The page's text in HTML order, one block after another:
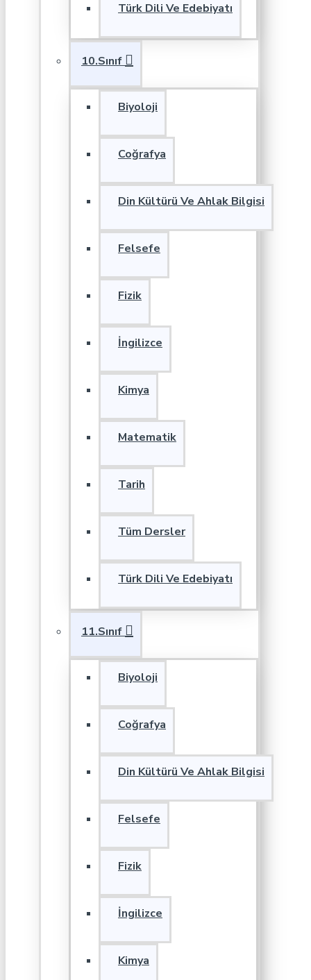
Türk Dili Ve Edebiyatı
10.Sınıf
Biyoloji
Coğrafya
Din Kültürü Ve Ahlak Bilgisi
Felsefe
Fizik
İngilizce
Kimya
Matematik
Tarih
Tüm Dersler
Türk Dili Ve Edebiyatı
11.Sınıf
Biyoloji
Coğrafya
Din Kültürü Ve Ahlak Bilgisi
Felsefe
Fizik
İngilizce
Kimya